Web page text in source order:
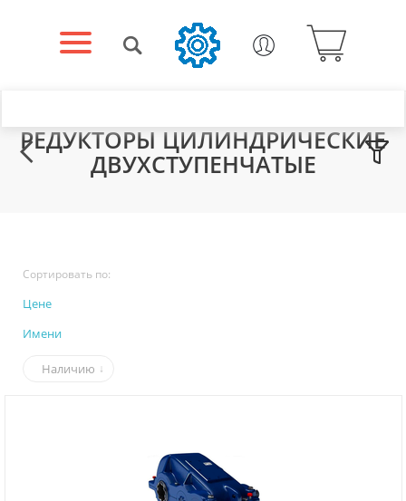
РЕДУКТОРЫ ЦИЛИНДРИЧЕСКИЕ
ДВУХСТУПЕНЧАТЫЕ
Сортировать по:
Цене
Имени
Наличию